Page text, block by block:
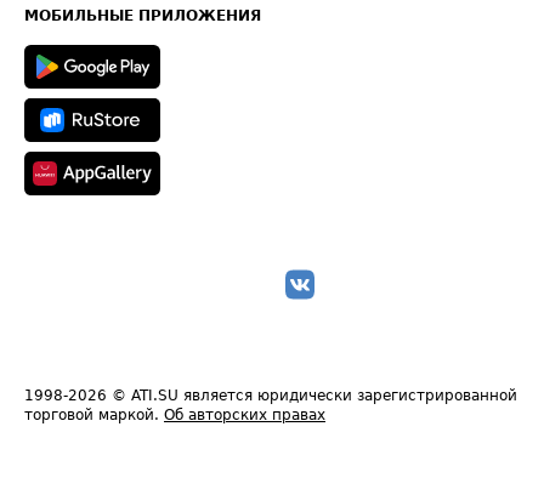
Техническая информация
МОБИЛЬНЫЕ ПРИЛОЖЕНИЯ
1998-2026 © ATI.SU является юридически зарегистрированной
торговой маркой. Об авторских правах